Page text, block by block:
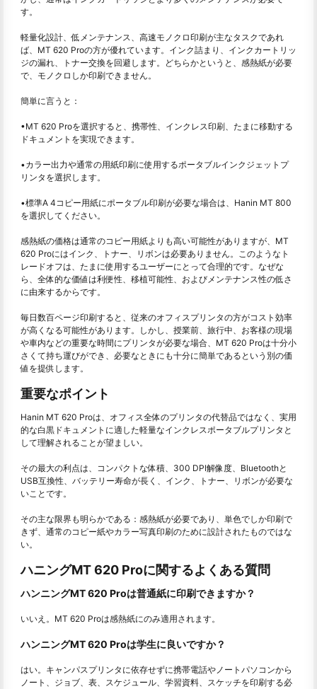
す。
軽量化設計、低メンテナンス、高速モノクロ印刷が主なタスクであれ
ば、MT 620 Proの方が優れています。インク詰まり、インクカートリッ
ジの漏れ、トナー交換を回避します。どちらかというと、感熱紙が必要
で、モノクロしか印刷できません。
簡単に言うと：
•MT 620 Proを選択すると、携帯性、インクレス印刷、たまに移動する
ドキュメントを実現できます。
•カラー出力や通常の用紙印刷に使用するポータブルインクジェットプ
リンタを選択します。
•標準A 4コピー用紙にポータブル印刷が必要な場合は、Hanin MT 800
を選択してください。
感熱紙の価格は通常のコピー用紙よりも高い可能性がありますが、MT
620 Proにはインク、トナー、リボンは必要ありません。このようなト
レードオフは、たまに使用するユーザーにとって合理的です。なぜな
ら、全体的な価値は利便性、移植可能性、およびメンテナンス性の低さ
に由来するからです。
毎日数百ページ印刷すると、従来のオフィスプリンタの方がコスト効率
が高くなる可能性があります。しかし、授業前、旅行中、お客様の現場
や車内などの重要な時間にプリンタが必要な場合、MT 620 Proは十分小
さくて持ち運びができ、必要なときにも十分に簡単であるという別の価
値を提供します。
重要なポイント
Hanin MT 620 Proは、オフィス全体のプリンタの代替品ではなく、実用
的な白黒ドキュメントに適した軽量なインクレスポータブルプリンタと
して理解されることが望ましい。
その最大の利点は、コンパクトな体積、300 DPI解像度、Bluetoothと
USB互換性、バッテリー寿命が長く、インク、トナー、リボンが必要な
いことです。
その主な限界も明らかである：感熱紙が必要であり、単色でしか印刷で
きず、通常のコピー紙やカラー写真印刷のために設計されたものではな
い。
ハニングMT 620 Proに関するよくある質問
ハンニングMT 620 Proは普通紙に印刷できますか？
いいえ。MT 620 Proは感熱紙にのみ適用されます。
ハンニングMT 620 Proは学生に良いですか？
はい。キャンパスプリンタに依存せずに携帯電話やノートパソコンから
ノート、ジョブ、表、スケジュール、学習資料、スケッチを印刷する必